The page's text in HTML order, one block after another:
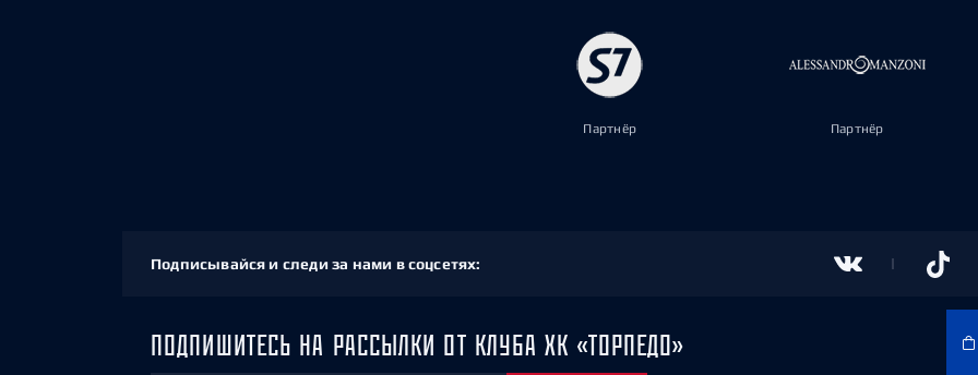
Партнёр Партнёр
Подписывайся и следи за нами в соцсетях:
ПОДПИШИТЕСЬ НА РАССЫЛКИ ОТ КЛУБА ХК «ТОРПЕДО»